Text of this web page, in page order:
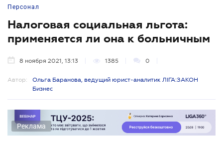
Персонал
Налоговая социальная льгота:
применяется ли она к больничным
8 ноября 2021, 13:13 1385 0
Автор:
Ольга Баранова, ведущий юрист-аналитик ЛІГА:ЗАКОН
Бизнес
Реклама